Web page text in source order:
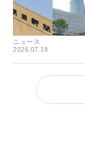
ニュース
2026.07.18